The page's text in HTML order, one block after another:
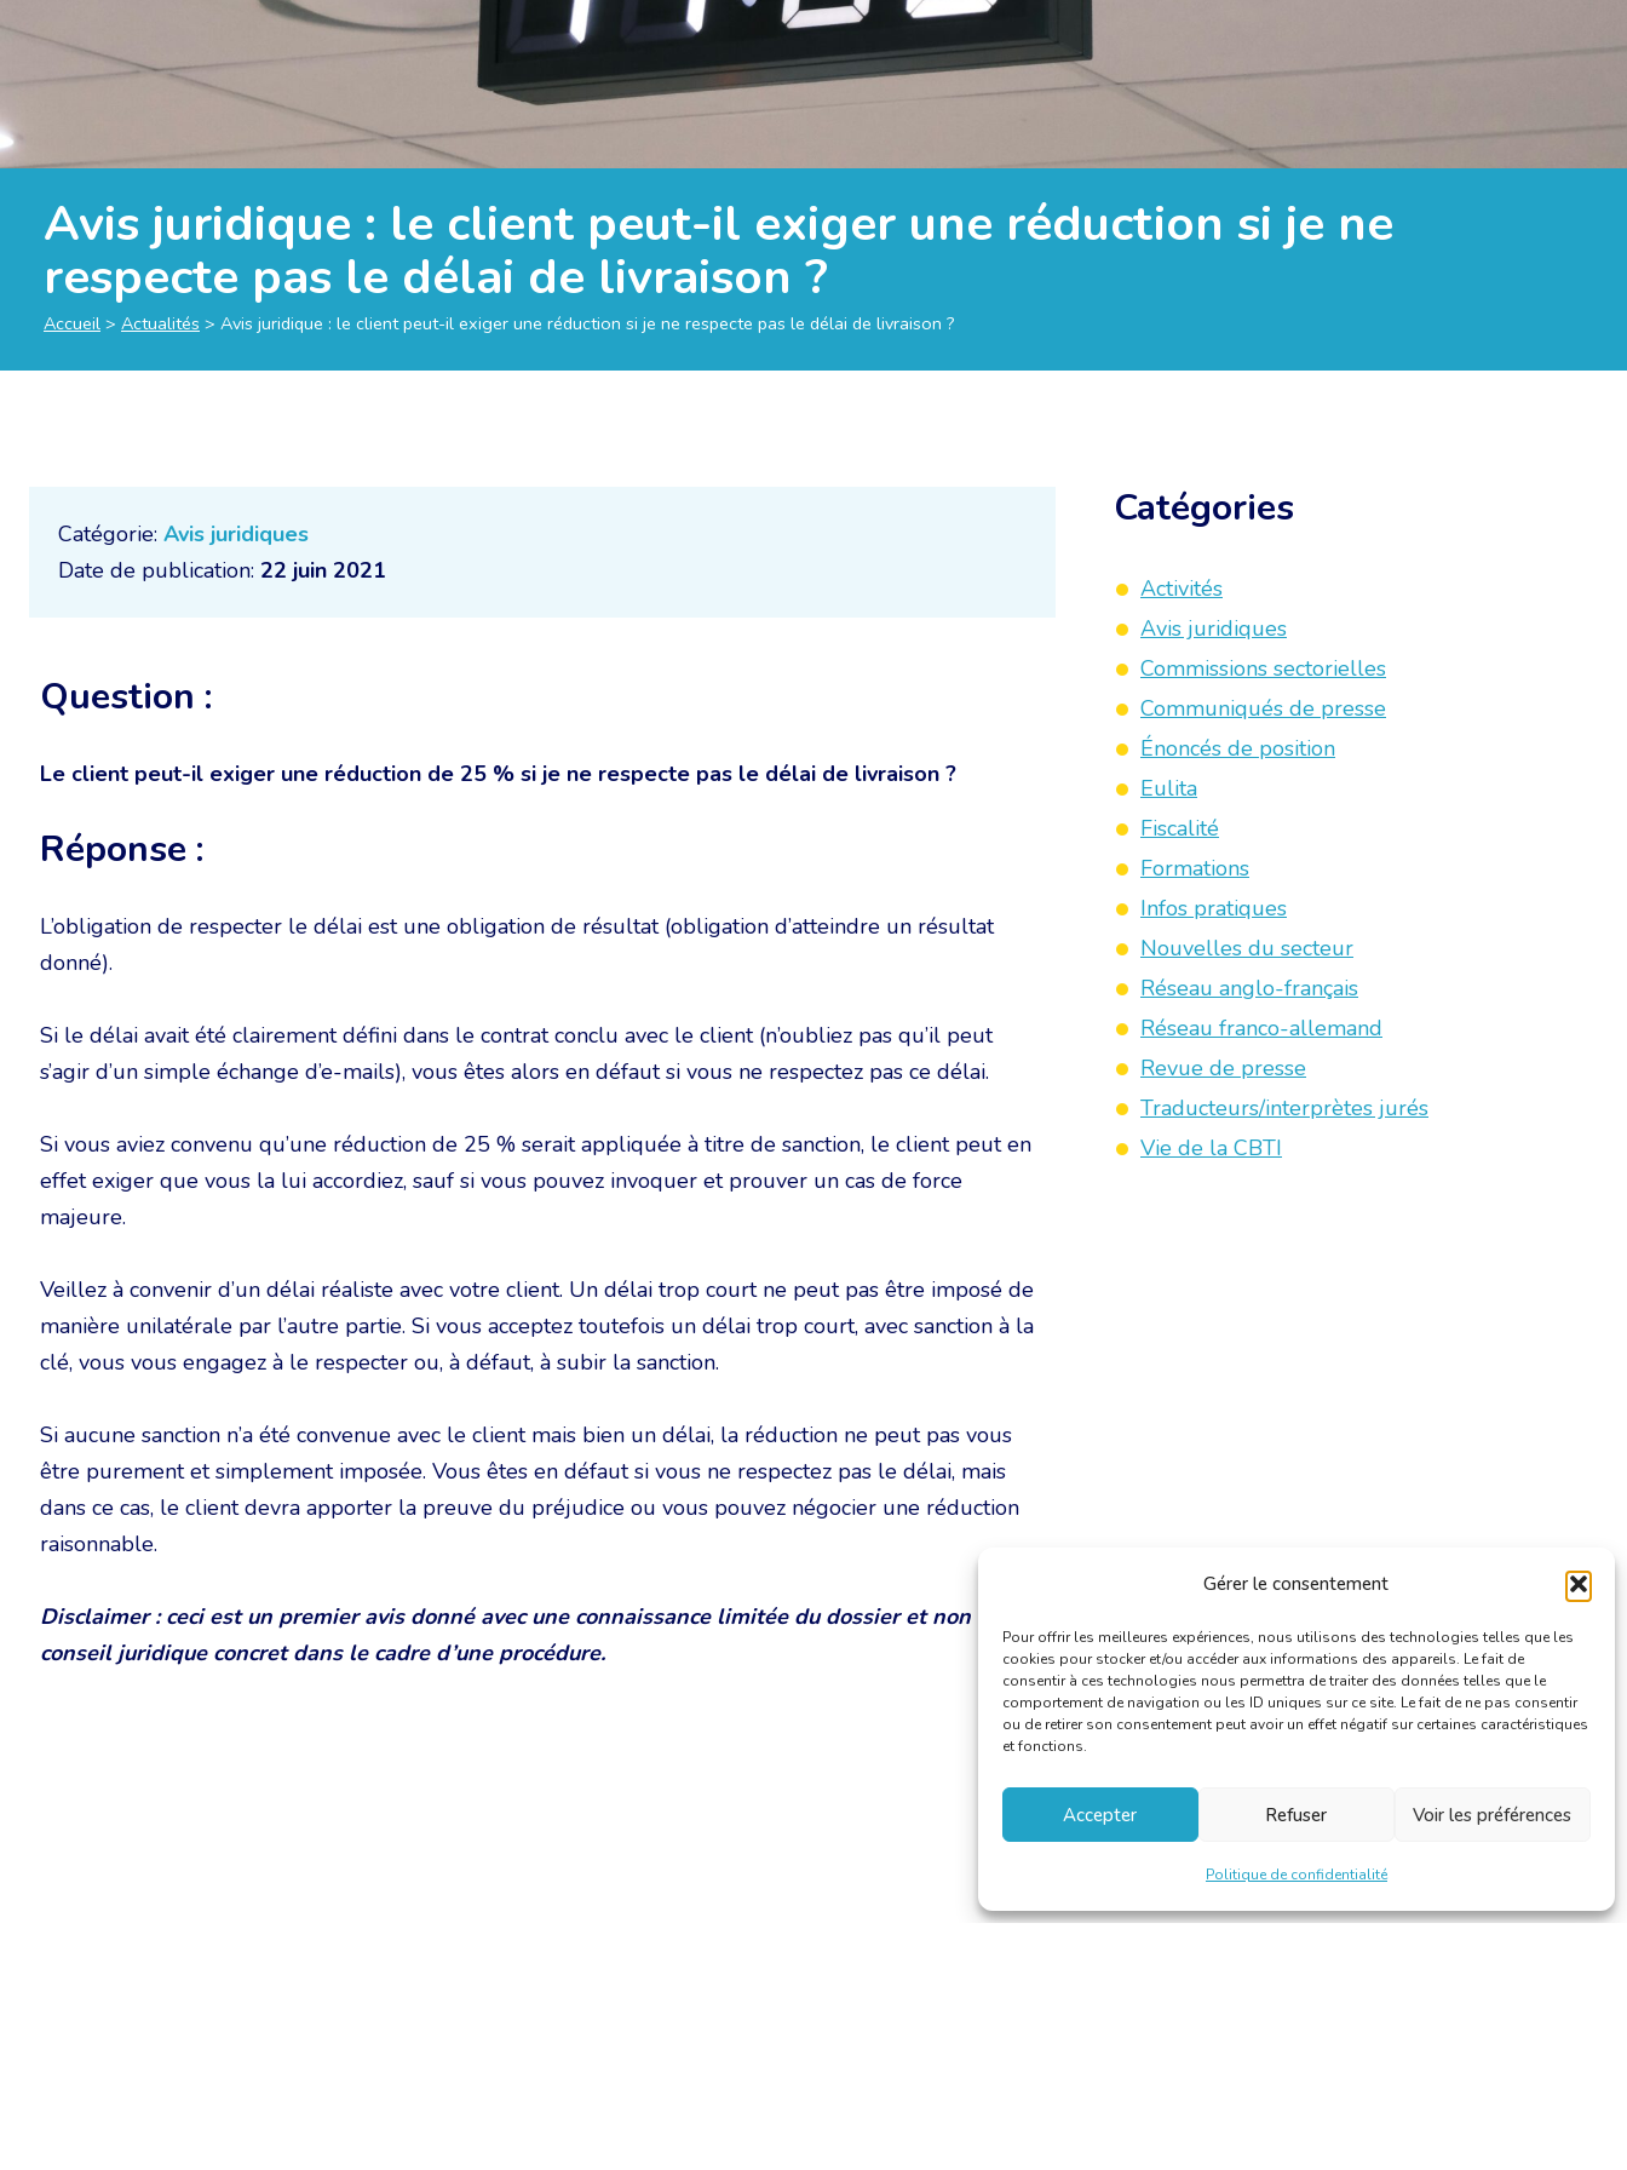
Gérer le consentement
Pour offrir les meilleures expériences, nous utilisons des technologies telles que les
cookies pour stocker et/ou accéder aux informations des appareils. Le fait de
consentir à ces technologies nous permettra de traiter des données telles que le
comportement de navigation ou les ID uniques sur ce site. Le fait de ne pas consentir
ou de retirer son consentement peut avoir un effet négatif sur certaines caractéristiques
et fonctions.
Accepter Refuser Voir les préférences
Politique de confidentialité
Avis juridique : le client peut-il exiger une réduction si je ne
respecte pas le délai de livraison ?
Accueil > Actualités > Avis juridique : le client peut-il exiger une réduction si je ne respecte pas le délai de livraison ?
Catégorie: Avis juridiques
Date de publication: 22 juin 2021
Question :
Le client peut-il exiger une réduction de 25 % si je ne respecte pas le délai de livraison ?
Réponse :
L’obligation de respecter le délai est une obligation de résultat (obligation d’atteindre un résultat
donné).
Si le délai avait été clairement défini dans le contrat conclu avec le client (n’oubliez pas qu’il peut
s’agir d’un simple échange d’e-mails), vous êtes alors en défaut si vous ne respectez pas ce délai.
Si vous aviez convenu qu’une réduction de 25 % serait appliquée à titre de sanction, le client peut en
effet exiger que vous la lui accordiez, sauf si vous pouvez invoquer et prouver un cas de force
majeure.
Veillez à convenir d’un délai réaliste avec votre client. Un délai trop court ne peut pas être imposé de
manière unilatérale par l’autre partie. Si vous acceptez toutefois un délai trop court, avec sanction à la
clé, vous vous engagez à le respecter ou, à défaut, à subir la sanction.
Si aucune sanction n’a été convenue avec le client mais bien un délai, la réduction ne peut pas vous
être purement et simplement imposée. Vous êtes en défaut si vous ne respectez pas le délai, mais
dans ce cas, le client devra apporter la preuve du préjudice ou vous pouvez négocier une réduction
raisonnable.
Disclaimer : ceci est un premier avis donné avec une connaissance limitée du dossier et non un
conseil juridique concret dans le cadre d’une procédure.
Catégories
Activités
Avis juridiques
Commissions sectorielles
Communiqués de presse
Énoncés de position
Eulita
Fiscalité
Formations
Infos pratiques
Nouvelles du secteur
Réseau anglo-français
Réseau franco-allemand
Revue de presse
Traducteurs/interprètes jurés
Vie de la CBTI